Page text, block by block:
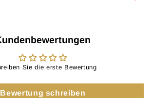
Sie die erste Bewertung
Bewertung schreiben